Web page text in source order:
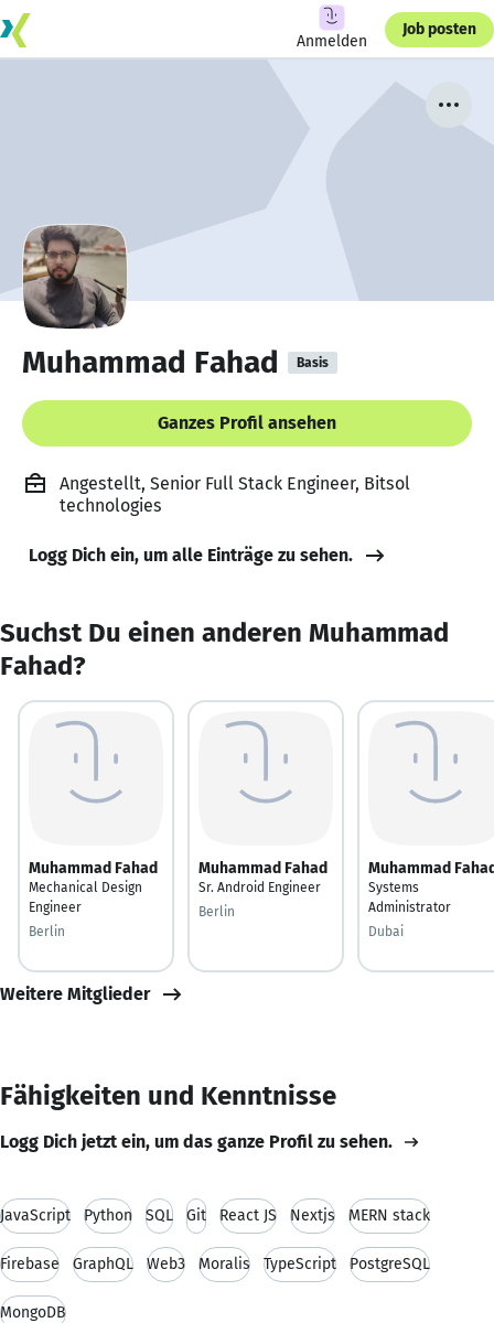
Anmelden
Job posten
Muhammad Fahad Basis
Ganzes Profil ansehen
Angestellt, Senior Full Stack Engineer, Bitsol
technologies
Logg Dich ein, um alle Einträge zu sehen.
Suchst Du einen anderen Muhammad
Fahad?
Muhammad Fahad
Mechanical Design
Engineer
Berlin
Muhammad Fahad
Sr. Android Engineer
Berlin
Muhammad
Systems
Administrator
Dubai
Weitere Mitglieder
Fähigkeiten und Kenntnisse
Logg Dich jetzt ein, um das ganze Profil zu sehen.
JavaScript Python SQL Git React JS Nextjs MERN stack
Firebase GraphQL Web3 Moralis TypeScript PostgreSQL
MongoDB